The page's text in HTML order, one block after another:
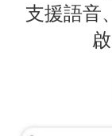
支援語音